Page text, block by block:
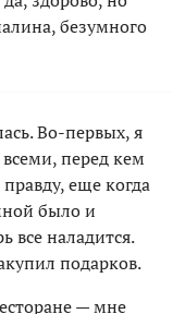
безумного
Во-первых, я
перед кем
еще когда
было и
все наладится.
подарков.
— мне